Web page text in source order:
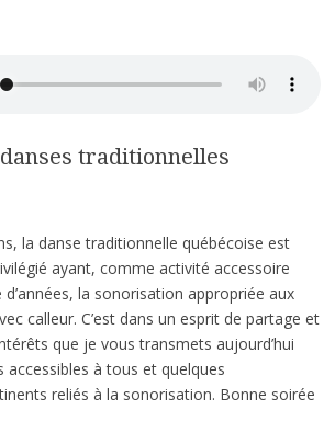
traditionnelles
la danse traditionnelle québécoise est
ayant, comme activité accessoire
la sonorisation appropriée aux
calleur. C’est dans un esprit de partage et
que je vous transmets aujourd’hui
accessibles à tous et quelques
reliés à la sonorisation. Bonne soirée